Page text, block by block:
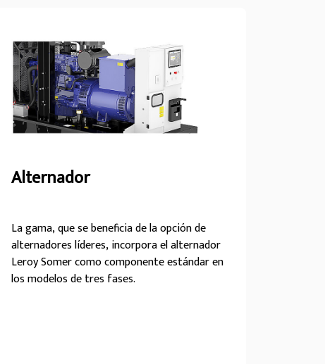
Alternador
La gama, que se beneficia de la opción de
alternadores líderes, incorpora el alternador
Leroy Somer como componente estándar en
los modelos de tres fases.